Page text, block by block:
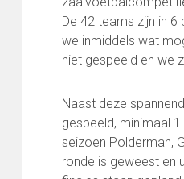
De 42 teams zijn in
we inmiddels wat
niet gespeeld en we
Naast deze
gespeeld, minimaal
seizoen Polderman,
ronde is geweest en